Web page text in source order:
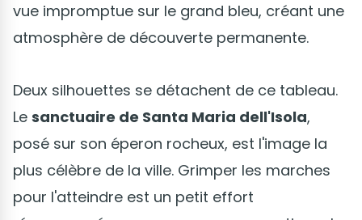
vue impromptue sur le grand bleu, créant une
atmosphère de découverte permanente.
Deux silhouettes se détachent de ce tableau.
Le sanctuaire de Santa Maria dell'Isola,
posé sur son éperon rocheux, est l'image la
plus célèbre de la ville. Grimper les marches
pour l'atteindre est un petit effort